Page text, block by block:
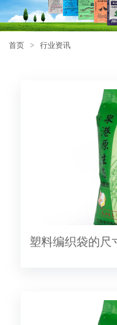
首页 > 行业资讯
塑料编织袋的尺